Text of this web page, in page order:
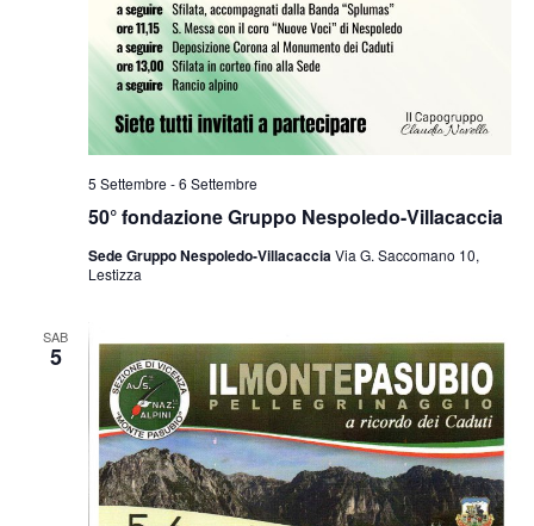
50° fondazione Gruppo Nespoledo-Villacaccia
5 Settembre -6 Settembre
Sede Gruppo Nespoledo-VillacacciaVia G. Saccomano 10,
Lestizza
SAB
5